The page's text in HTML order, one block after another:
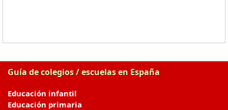
Guía de colegios / escuelas en España
Educación infantil
Educación primaria